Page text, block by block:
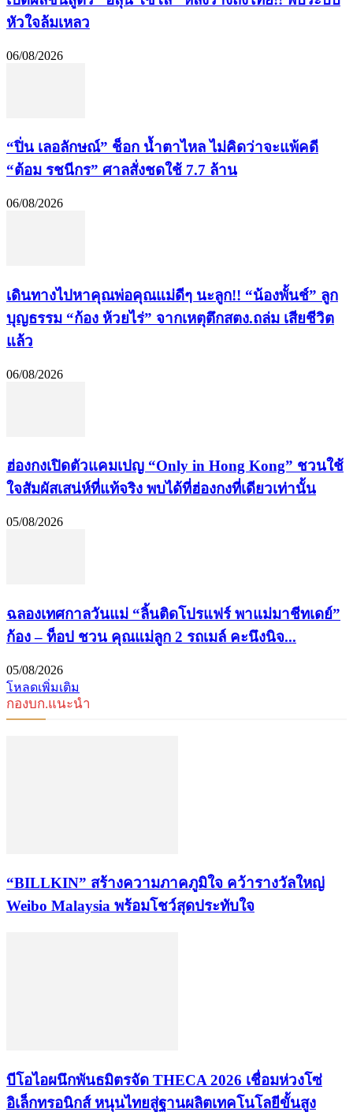
หัวใจล้มเหลว
06/08/2026
“ปิ่น เลอลักษณ์” ช็อก น้ำตาไหล ไม่คิดว่าจะแพ้คดี
“ต้อม รชนีกร” ศาลสั่งชดใช้ 7.7 ล้าน
06/08/2026
เดินทางไปหาคุณพ่อคุณแม่ดีๆ นะลูก!! “น้องพั้นช์” ลูก
บุญธรรม “ก้อง ห้วยไร่” จากเหตุตึกสตง.ถล่ม เสียชีวิต
แล้ว
06/08/2026
ฮ่องกงเปิดตัวแคมเปญ “Only in Hong Kong” ชวนใช้
ใจสัมผัสเสน่ห์ที่แท้จริง พบได้ที่ฮ่องกงที่เดียวเท่านั้น
05/08/2026
ฉลองเทศกาลวันแม่ “ลิ้นติดโปรแฟร์ พาแม่มาชีทเดย์”
ก้อง – ท็อป ชวน คุณแม่ลูก 2 รถเมล์ คะนึงนิจ...
05/08/2026
โหลดเพิ่มเติม
กองบก.แนะนำ
“BILLKIN” สร้างความภาคภูมิใจ คว้ารางวัลใหญ่
Weibo Malaysia พร้อมโชว์สุดประทับใจ
บีโอไอผนึกพันธมิตรจัด THECA 2026 เชื่อมห่วงโซ่
อิเล็กทรอนิกส์ หนุนไทยสู่ฐานผลิตเทคโนโลยีขั้นสูง